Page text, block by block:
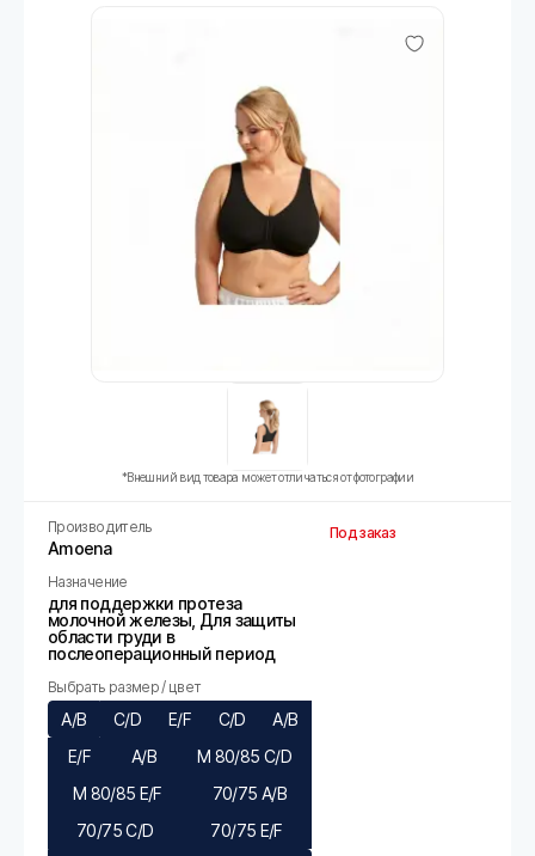
*Внешний вид товара может отличаться от фотографии
Производитель
Amoena
Назначение
для поддержки протеза
молочной железы, Для защиты
области груди в
послеоперационный период
Выбрать размер / цвет
A/B С/D E/F C/D
A/B
E/F
A/B
M 80/85 C/D
M 80/85 E/F
70/75 A/B
70/75 C/D
70/75 E/F
Под заказ